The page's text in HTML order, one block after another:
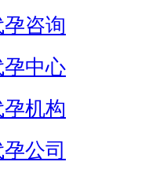
咨询
中心
机构
公司